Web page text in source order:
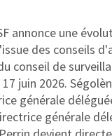
annonce une
des conseils
conseil de
juin 2026.
générale
générale